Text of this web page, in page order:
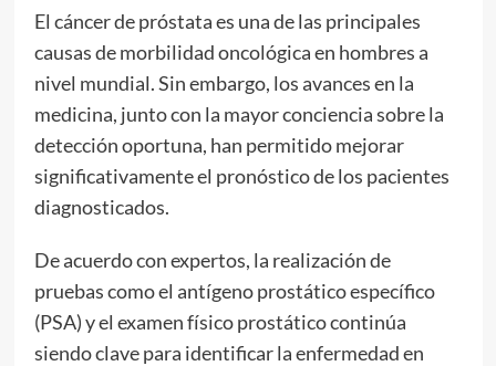
El cáncer de próstata es una de las principales
causas de morbilidad oncológica en hombres a
nivel mundial. Sin embargo, los avances en la
medicina, junto con la mayor conciencia sobre la
detección oportuna, han permitido mejorar
significativamente el pronóstico de los pacientes
diagnosticados.
De acuerdo con expertos, la realización de
pruebas como el antígeno prostático específico
(PSA) y el examen físico prostático continúa
siendo clave para identificar la enfermedad en